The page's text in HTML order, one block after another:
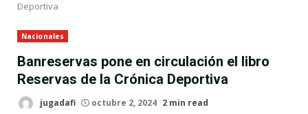
Deportiva
Nacionales
Banreservas pone en circulación el libro
Reservas de la Crónica Deportiva
jugadafi octubre 2, 2024 2 min read